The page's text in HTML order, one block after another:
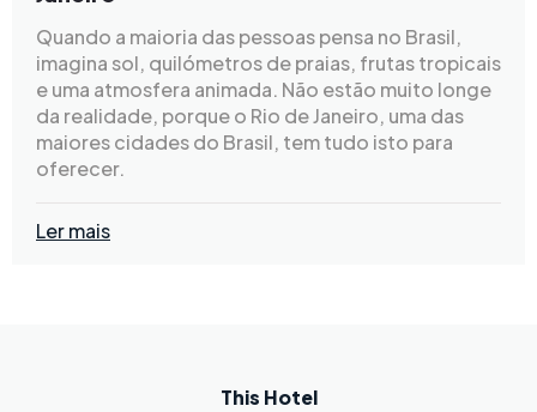
Quando a maioria das pessoas pensa no Brasil,
imagina sol, quilómetros de praias, frutas tropicais
e uma atmosfera animada. Não estão muito longe
da realidade, porque o Rio de Janeiro, uma das
maiores cidades do Brasil, tem tudo isto para
oferecer.
Ler mais
This Hotel